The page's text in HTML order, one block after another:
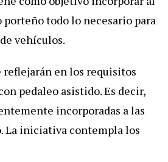
porteñotodolo necesario para
de vehículos.
reflejarán en los requisitos
pedaleo asistido.Es decir,
incorporadas a las
.La iniciativa contempla los